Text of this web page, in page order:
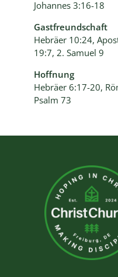
Johannes 3:16-18
Gastfreundschaft
Hebräer 10:24,
19:7, 2. Samuel 9
Hoffnung
Hebräer 6:17-20,
Psalm 73